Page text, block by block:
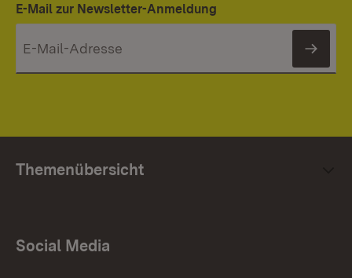
E-Mail zur Newsletter-Anmeldung
Themenübersicht
Social Media